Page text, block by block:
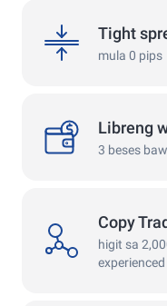
Tight
mula 0 pips
Libreng
3 beses
Copy
higit sa